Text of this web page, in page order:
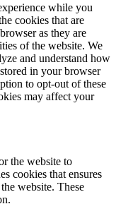
while you
cookies that are
as they are
of the website. We
and understand how
in your browser
to opt-out of these
may affect your
the website to
cookies that ensures
website. These